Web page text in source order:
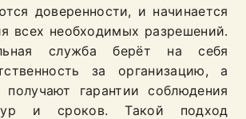
доверенности, и начинается
всех необходимых разрешений.
служба берёт на себя
за организацию, а
получают гарантии соблюдения
и сроков. Такой подход